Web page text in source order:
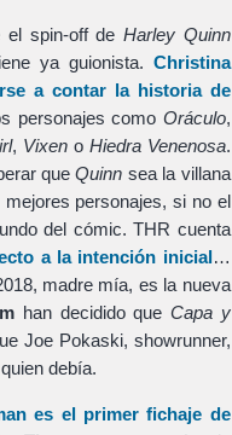
el spin-off de Harley Quinn
ya guionista. Christina
a contar la historia de
personajes como Oráculo,
, Vixeno Hiedra Venenosa.
queQuinn sea la villana
personajes, si no el
del cómic. THR cuenta
a la intención inicial…
madre mía, es la nueva
han decidido que Capa y
Joe Pokaski, showrunner,
debía.
es el primer fichaje de